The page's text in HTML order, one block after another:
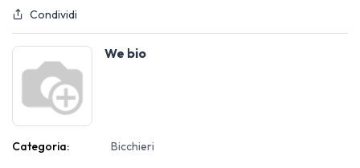
Condividi
We bio
Categoria: Bicchieri